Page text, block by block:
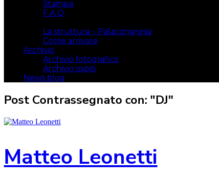
Stampa
F.A.Q.
La struttura – Palacongressi
Come arrivare
Archivio
Archivio fotografico
Archivio ospiti
News blog
Post Contrassegnato con: "DJ"
Matteo Leonetti